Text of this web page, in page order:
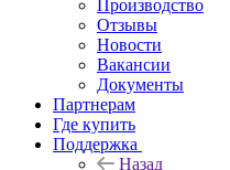
Производство
Отзывы
Новости
Вакансии
Документы
Партнерам
Где купить
Поддержка
Назад